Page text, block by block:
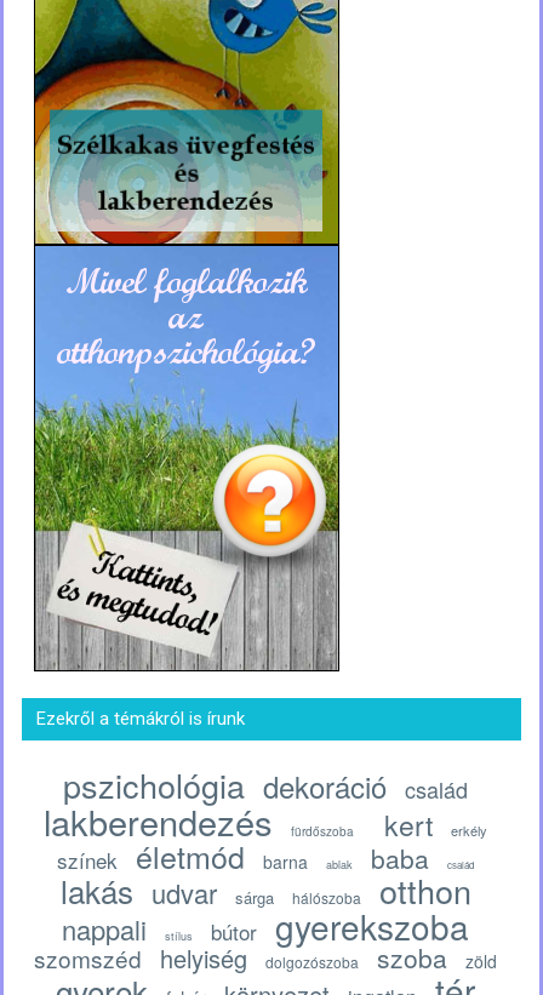
Ezekről a témákról is írunk
pszichológia dekoráció család
lakberendezés fürdőszoba kert erkély
színek életmód barna ablak baba család
lakás udvar sárga hálószoba otthon
nappali stílus bútor gyerekszoba
szomszéd helyiség dolgozószoba szoba zöld